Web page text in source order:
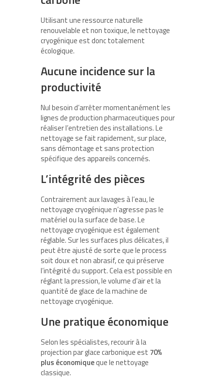
Utilisant une ressource naturelle
renouvelable et non toxique, le nettoyage
cryogénique est donc totalement
écologique.
Aucune incidence sur la
productivité
Nul besoin d’arrêter momentanément les
lignes de production pharmaceutiques pour
réaliser l’entretien des installations. Le
nettoyage se fait rapidement, sur place,
sans démontage et sans protection
spécifique des appareils concernés.
L’intégrité des pièces
Contrairement aux lavages à l’eau, le
nettoyage cryogénique n’agresse pas le
matériel ou la surface de base. Le
nettoyage cryogénique est également
réglable. Sur les surfaces plus délicates, il
peut être ajusté de sorte que le process
soit doux et non abrasif, ce qui préserve
l’intégrité du support. Cela est possible en
réglant la pression, le volume d’air et la
quantité de glace de la machine de
nettoyage cryogénique.
Une pratique économique
Selon les spécialistes, recourir à la
projection par glace carbonique est 70%
plus économiqueque le nettoyage
classique.